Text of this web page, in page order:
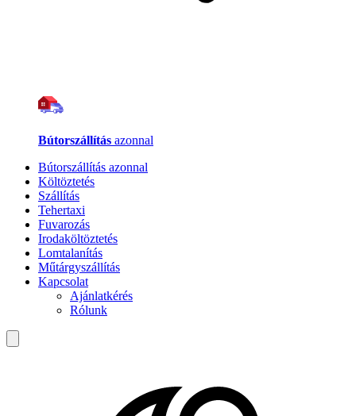
Bútorszállítás azonnal
Bútorszállítás azonnal
Költöztetés
Szállítás
Tehertaxi
Fuvarozás
Irodaköltöztetés
Lomtalanítás
Műtárgyszállítás
Kapcsolat
Ajánlatkérés
Rólunk